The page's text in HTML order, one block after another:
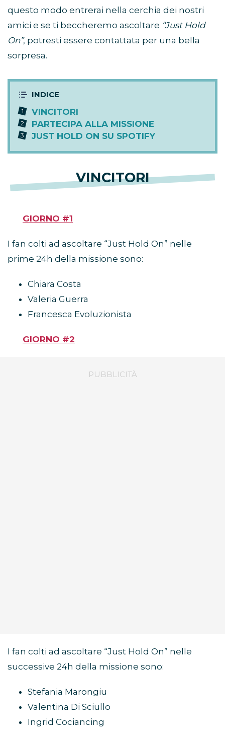
questo modo entrerai nella cerchia dei nostri
amici e se ti beccheremo ascoltare “Just Hold
On”, potresti essere contattata per una bella
sorpresa.
VINCITORI
PARTECIPA ALLA MISSIONE
JUST HOLD ON SU SPOTIFY
VINCITORI
GIORNO #1
I fan colti ad ascoltare “Just Hold On” nelle
prime 24h della missione sono:
Chiara Costa
Valeria Guerra
Francesca Evoluzionista
GIORNO #2
I fan colti ad ascoltare “Just Hold On” nelle
successive 24h della missione sono:
Stefania Marongiu
Valentina Di Sciullo
Ingrid Cociancing